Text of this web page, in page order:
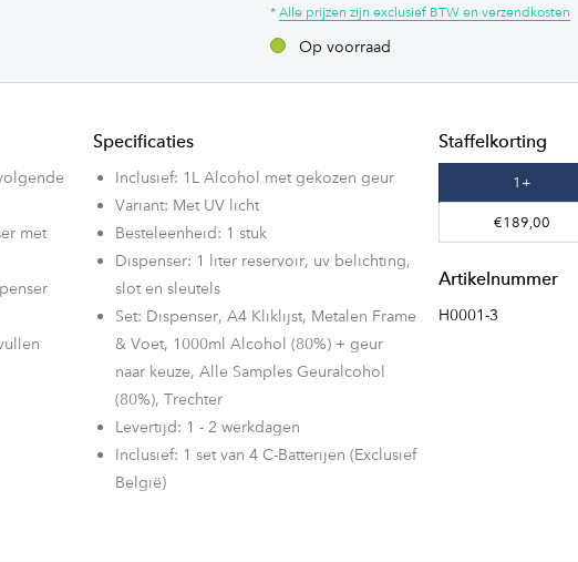
*Alle prijzen zijn exclusief BTW en verzendkosten
Op voorraad
met
Specificaties
Inclusief: 1L Alcohol met gekozen geur
Variant: Met UV licht
Besteleenheid: 1 stuk
Dispenser: 1 liter reservoir, uv belichting,
slot en sleutels
Set: Dispenser, A4 Kliklijst, Metalen Frame
& Voet, 1000ml Alcohol (80%) + geur
naar keuze, Alle Samples Geuralcohol
(80%), Trechter
Levertijd: 1 - 2 werkdagen
Inclusief: 1 set van 4 C-Batterijen (Exclusief
België)
Staffelkorting
1+
€189,00
Artikelnummer
H0001-3